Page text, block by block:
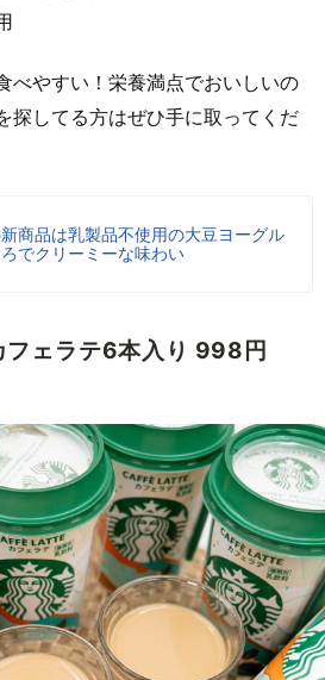
べやすい！栄養満点でおいしいの
探してる方はぜひ手に取ってくだ
商品は乳製品不使用の大豆ヨーグル
ろでクリーミーな味わい
フェラテ6本入り 998円